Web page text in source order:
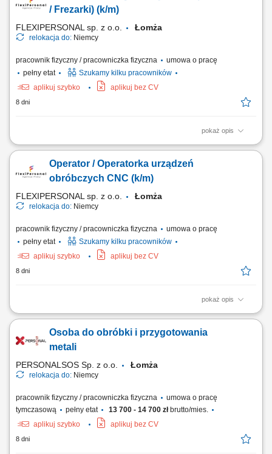
/ Frezarki) (k/m)
FLEXIPERSONAL sp. z o.o. Łomża
relokacja do: Niemcy
pracownik fizyczny / pracowniczka fizyczna
umowa o pracę
pełny etat
Szukamy kilku pracowników
aplikuj szybko
aplikuj bez CV
8 dni
pokaż opis
Opis stanowiska: Bieżąca obsługa tokarek lub frezarek numerycznych w
produkcyjnych bez konieczności ich pisania; Sprawne mocowanie
materiału oraz ustawianie półfabrykatów w przestrzeni roboczej;
Operator / Operatorka urządzeń
obróbczych CNC (k/m)
FLEXIPERSONAL sp. z o.o. Łomża
relokacja do: Niemcy
pracownik fizyczny / pracowniczka fizyczna
umowa o pracę
pełny etat
Szukamy kilku pracowników
aplikuj szybko
aplikuj bez CV
8 dni
pokaż opis
Opis stanowiska: Bazowanie, montaż i uzbrajanie elementów w
ustaleń i start cyklu produkcyjnego; Prowadzenie nadzoru nad
parametrami obróbki i stanem narzędzi; Weryfikacja wymiarowa
Osoba do obróbki i przygotowania
metali
PERSONALSOS Sp. z o.o. Łomża
relokacja do: Niemcy
pracownik fizyczny / pracowniczka fizyczna
umowa o pracę
tymczasową
pełny etat 13 700 - 14 700 złbrutto/mies.
aplikuj szybko
aplikuj bez CV
8 dni